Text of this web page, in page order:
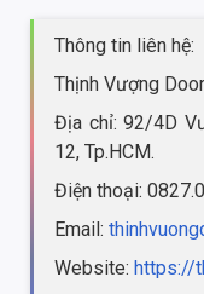
Thông tin liên hệ:
Thịnh Vượng Door
Địa chỉ: 92/4D
12, Tp.HCM.
Điện thoại:
Email:
Website: https://